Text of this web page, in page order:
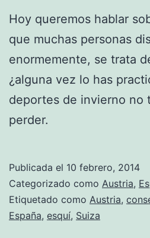
Hoy queremos hablar
que muchas personas
enormemente, se trata
¿alguna vez lo has
deportes de invierno no
perder.
Publicada el 10 febrero, 2014
Categorizado como Austria,
Etiquetado como Austria,
España, esquí, Suiza